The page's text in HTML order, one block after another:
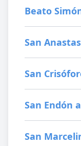
Beato
San
San
San Endón
San